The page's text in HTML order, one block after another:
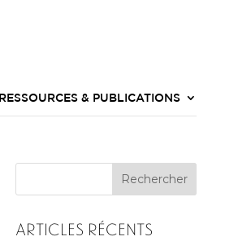
RESSOURCES & PUBLICATIONS
Rechercher
Articles récents